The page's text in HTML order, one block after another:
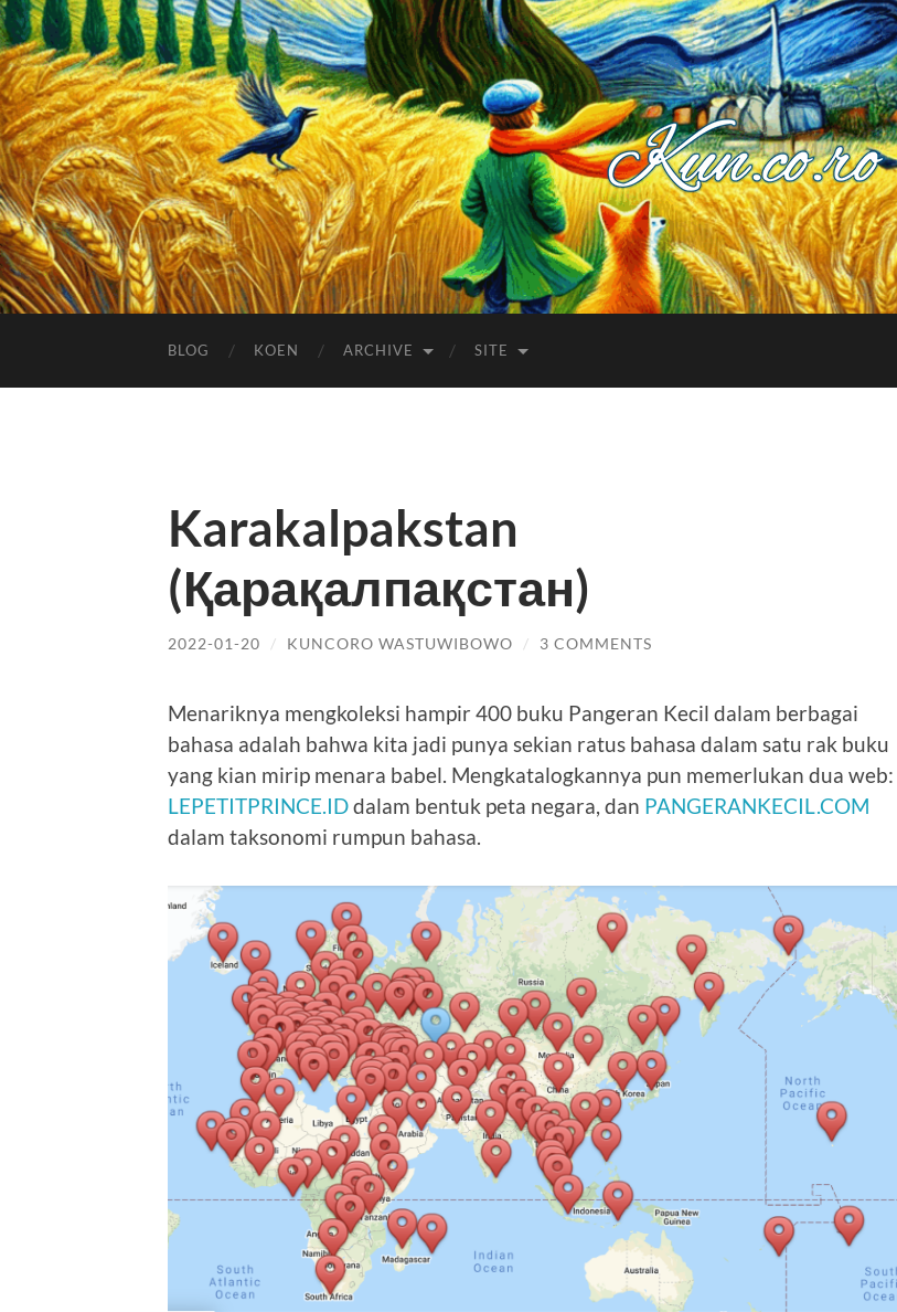
Kuncoro++
BLOG KOEN ARCHIVE SITE
Karakalpakstan
(Қарақалпақстан)
2022-01-20 / KUNCORO WASTUWIBOWO / 3 COMMENTS
Menariknya mengkoleksi hampir 400 buku Pangeran Kecil dalam berbagai
bahasa adalah bahwa kita jadi punya sekian ratus bahasa dalam satu rak buku
yang kian mirip menara babel. Mengkatalogkannya pun memerlukan dua web:
LEPETITPRINCE.IDdalam bentuk peta negara, dan PANGERANKECIL.COM
dalam taksonomi rumpun bahasa.